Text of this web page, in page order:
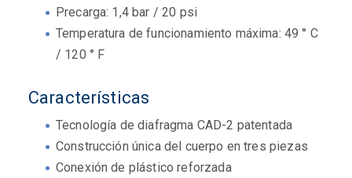
Precarga: 1,4 bar / 20 psi
Temperatura de funcionamiento máxima: 49 ° C
/ 120 ° F
Características
Tecnología de diafragma CAD-2 patentada
Construcción única del cuerpo en tres piezas
Conexión de plástico reforzada